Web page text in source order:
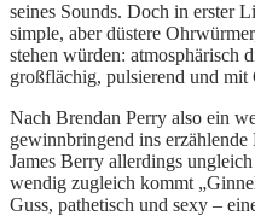
seines Sounds. Doch in erster
simple, aber düstere
stehen würden: atmosphärisch
großflächig, pulsierend und mit
Nach Brendan Perry also ein
gewinnbringend ins
James Berry allerdings
wendig zugleich kommt
Guss, pathetisch und sexy –